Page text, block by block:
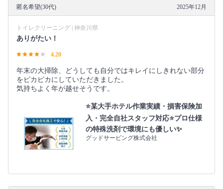
匿名希望(30代) 2025年12月
トイレクリーニング | 神奈川県
ありがたい！
4.20
年末の大掃除、どうしても自分ではキレイにしきれない部分
をピカピカにしていただきました。
気持ちよく年が越せそうです。
⭐某大手ホテル作業実績・損害保険加
入・完全自社スタッフ対応⭐プロ仕様
の特殊洗剤で環境にも優しい✨
グッドサービング株式会社